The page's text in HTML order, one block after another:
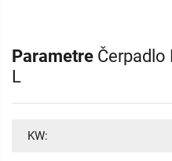
Parametre Čerpadlo
L
KW: